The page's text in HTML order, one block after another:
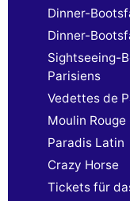
Dinner-
Dinner-
Sightseeing-
Parisiens
Vedettes de
Moulin Rouge
Paradis Latin
Crazy Horse
Tickets für